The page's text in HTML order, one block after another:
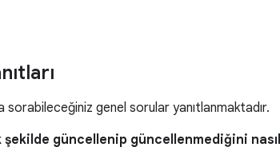
genel sorular yanıtlanmaktadır.
şekilde güncellenip güncellenmediğini